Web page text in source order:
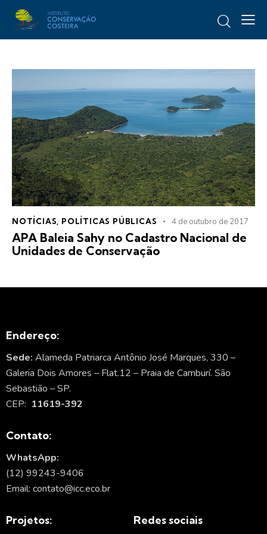
NOTÍCIAS POLÍTICAS PÚBLICAS 4 de outubro de 2017
APA Baleia Sahy no Cadastro Nacional de
Unidades de Conservação
Endereço:
Sede: Alameda Patriarca Antônio José Marques, 330 –
Galeria Dois Amores – Flat.12 – Praia de Camburí. São
Sebastião – SP.
CEP: 11619-392
Contato:
WhatsApp:
(12) 99243-9406
Email: contato@icc.eco.br
Projetos: Redes sociais